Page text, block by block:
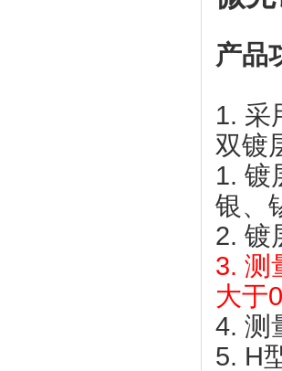
产品
1. 采
双镀
1. 镀
银、
2. 镀
3. 测
大于
4. 测
5. H